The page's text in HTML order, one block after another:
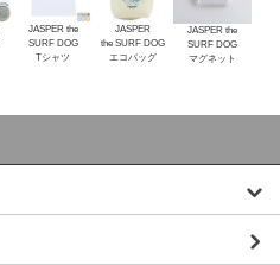
JASPER the
SURF DOG
Tシャツ
JASPER
the SURF DOG
エコバッグ
JASPER the
SURF DOG
マグネット